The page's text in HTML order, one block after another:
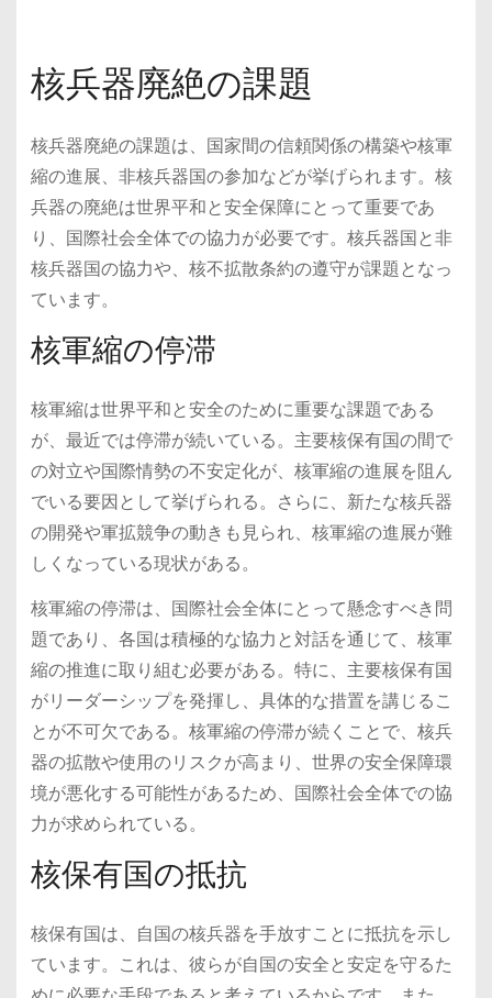
核兵器廃絶の課題
核兵器廃絶の課題は、国家間の信頼関係の構築や核軍
縮の進展、非核兵器国の参加などが挙げられます。核
兵器の廃絶は世界平和と安全保障にとって重要であ
り、国際社会全体での協力が必要です。核兵器国と非
核兵器国の協力や、核不拡散条約の遵守が課題となっ
ています。
核軍縮の停滞
核軍縮は世界平和と安全のために重要な課題である
が、最近では停滞が続いている。主要核保有国の間で
の対立や国際情勢の不安定化が、核軍縮の進展を阻ん
でいる要因として挙げられる。さらに、新たな核兵器
の開発や軍拡競争の動きも見られ、核軍縮の進展が難
しくなっている現状がある。
核軍縮の停滞は、国際社会全体にとって懸念すべき問
題であり、各国は積極的な協力と対話を通じて、核軍
縮の推進に取り組む必要がある。特に、主要核保有国
がリーダーシップを発揮し、具体的な措置を講じるこ
とが不可欠である。核軍縮の停滞が続くことで、核兵
器の拡散や使用のリスクが高まり、世界の安全保障環
境が悪化する可能性があるため、国際社会全体での協
力が求められている。
核保有国の抵抗
核保有国は、自国の核兵器を手放すことに抵抗を示し
ています。これは、彼らが自国の安全と安定を守るた